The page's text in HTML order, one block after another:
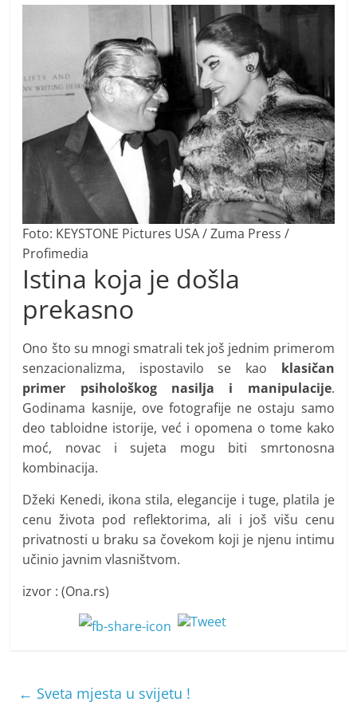
Foto: KEYSTONE Pictures USA / Zuma Press /
Profimedia
Istina koja je došla
prekasno
Ono što su mnogi smatrali tek još jednim primerom
senzacionalizma, ispostavilo se kao klasičan
primer psihološkog nasilja i manipulacije.
Godinama kasnije, ove fotografije ne ostaju samo
deo tabloidne istorije, već i opomena o tome kako
moć, novac i sujeta mogu biti smrtonosna
kombinacija.
Džeki Kenedi, ikona stila, elegancije i tuge, platila je
cenu života pod reflektorima, ali i još višu cenu
privatnosti u braku sa čovekom koji je njenu intimu
učinio javnim vlasništvom.
izvor : (Ona.rs)
← Sveta mjesta u svijetu !